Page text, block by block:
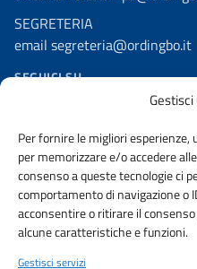
Per fornire le migliori esperienze,
per memorizzare e/o accedere
consenso a queste tecnologie ci
comportamento di navigazione o
acconsentire o ritirare il
alcune caratteristiche e funzioni.
Gestisci servizi
SEGRETERIA
email segreteria@ordingbo.it
SEGUICI SU
Linkedin
Youtube
Instagram